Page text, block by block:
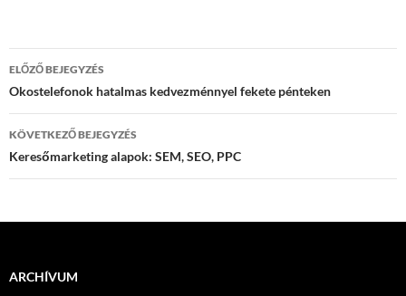
Bejegyzés
navigáció
ELŐZŐ BEJEGYZÉS
Okostelefonok hatalmas kedvezménnyel fekete pénteken
KÖVETKEZŐ BEJEGYZÉS
Keresőmarketing alapok: SEM, SEO, PPC
ARCHÍVUM